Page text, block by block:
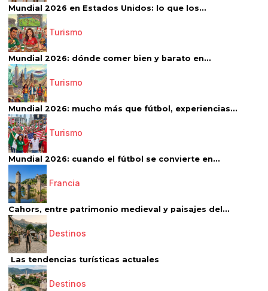
Mundial 2026 en Estados Unidos: lo que los...
Turismo
Mundial 2026: dónde comer bien y barato en...
Turismo
Mundial 2026: mucho más que fútbol, experiencias...
Turismo
Mundial 2026: cuando el fútbol se convierte en...
Francia
Cahors, entre patrimonio medieval y paisajes del...
Destinos
Las tendencias turísticas actuales
Destinos